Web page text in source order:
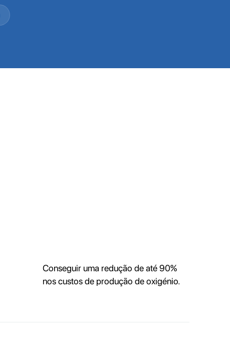
Conseguir uma redução de até 90%
nos custos de produção de oxigénio.